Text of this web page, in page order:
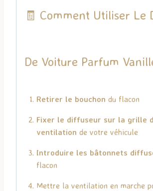
🧾 Comment Utiliser Le
De Voiture Parfum
Retirer le bouchon du flacon
Fixer le diffuseur sur la grille
ventilation de votre véhicule
Introduire les bâtonnets
flacon
Mettre la ventilation en marche